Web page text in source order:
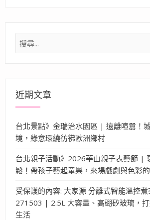
搜
尋
近期文章
台北景點》金瑞治水園區 | 遠離喧囂！
境，綠意環繞彷彿歐洲鄉村
台北親子活動》2026華山親子表藝節 |
鬆！帶孩子藝起童樂，來場戲劇與色彩
受保護的內容: 大家源 分離式智能溫控煮
271503 | 2.5L 大容量、高硼矽玻璃，
生活